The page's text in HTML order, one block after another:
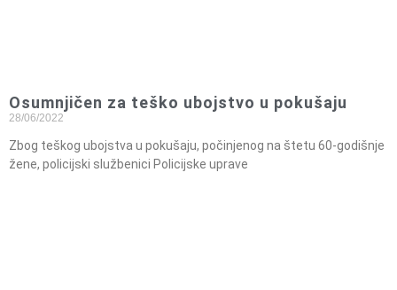
Osumnjičen za teško ubojstvo u pokušaju
28/06/2022
Zbog teškog ubojstva u pokušaju, počinjenog na štetu 60-godišnje
žene, policijski službenici Policijske uprave